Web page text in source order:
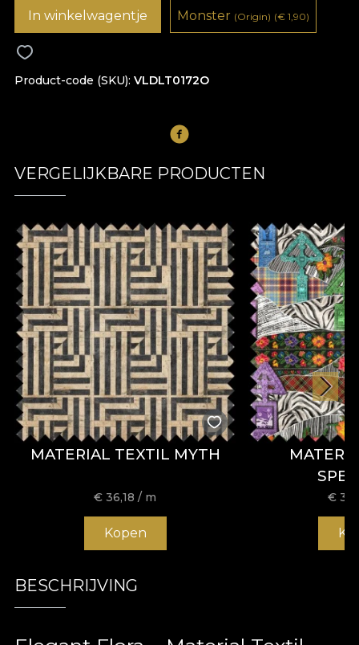
Product-code (SKU) VLDLT0172O
In winkelwagentje Monster (Origin) (€ 1,90)
VERGELIJKBARE PRODUCTEN
MATERIAL TEXTIL MYTH
€36,18 / m
Kopen
€
BESCHRIJVING